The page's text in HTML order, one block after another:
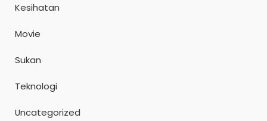
Kesihatan
Movie
Sukan
Teknologi
Uncategorized